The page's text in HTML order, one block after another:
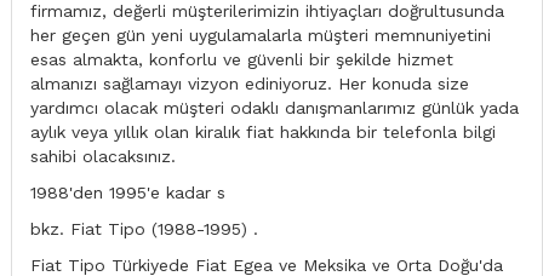
firmamız, değerli müşterilerimizin ihtiyaçları doğrultusunda
her geçen gün yeni uygulamalarla müşteri memnuniyetini
esas almakta, konforlu ve güvenli bir şekilde hizmet
almanızı sağlamayı vizyon ediniyoruz. Her konuda size
yardımcı olacak müşteri odaklı danışmanlarımız günlük yada
aylık veya yıllık olan kiralık fiat hakkında bir telefonla bilgi
sahibi olacaksınız.
1988'den 1995'e kadar s
bkz. Fiat Tipo (1988-1995) .
Fiat Tipo Türkiyede Fiat Egea ve Meksika ve Orta Doğu'da